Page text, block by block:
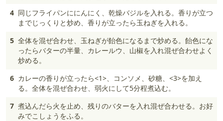
4 同じフライパンににんにく、乾燥バジルを入れる。香りが立つ
までじっくりと炒め、香りが立ったら玉ねぎを入れる。
5 全体を混ぜ合わせ、玉ねぎが飴色になるまで炒める。飴色にな
ったらバターの半量、カレールウ、山椒を入れ混ぜ合わせよく
炒める。
6 カレーの香りが立ったら<1>、コンソメ、砂糖、<3>を加え
る。全体を混ぜ合わせ、弱火にして5分程煮込む。
7 煮込んだら火を止め、残りのバターを入れ混ぜ合わせる。お好
みでこしょうをふる。